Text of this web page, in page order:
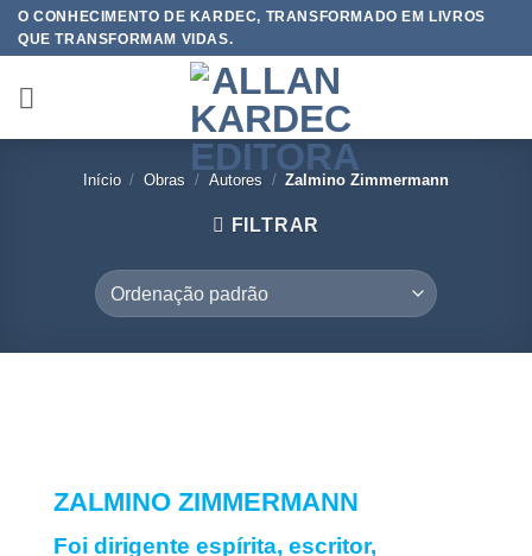
SkipO CONHECIMENTO DE KARDEC, TRANSFORMADO EM LIVROS
QUE TRANSFORMAM VIDAS.
Início / Obras / Autores / Zalmino Zimmermann
FILTRAR
ZALMINO ZIMMERMANN
Foi dirigente espírita, escritor,